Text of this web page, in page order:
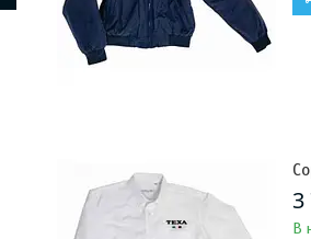
3
В